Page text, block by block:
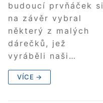
budoucí prvňáček si
na závěr vybral
některý z malých
dárečků, jež
vyráběli naši…
VÍCE →